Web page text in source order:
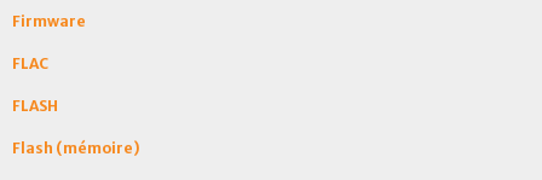
Firmware
FLAC
FLASH
Flash (mémoire)